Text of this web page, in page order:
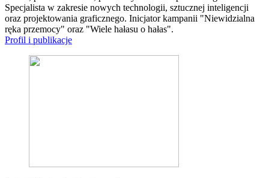
Specjalista w zakresie nowych technologii, sztucznej inteligencji
oraz projektowania graficznego. Inicjator kampanii "Niewidzialna
ręka przemocy" oraz "Wiele hałasu o hałas".
Profil i publikacje